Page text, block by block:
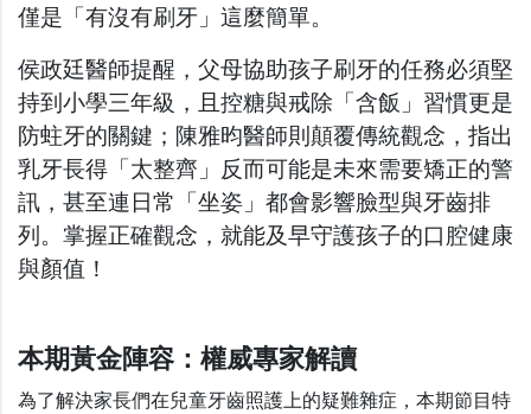
僅是「有沒有刷牙」這麼簡單。
侯政廷醫師提醒，父母協助孩子刷牙的任務必須堅
持到小學三年級，且控糖與戒除「含飯」習慣更是
防蛀牙的關鍵；陳雅昀醫師則顛覆傳統觀念，指出
乳牙長得「太整齊」反而可能是未來需要矯正的警
訊，甚至連日常「坐姿」都會影響臉型與牙齒排
列。掌握正確觀念，就能及早守護孩子的口腔健康
與顏值！
本期黃金陣容：權威專家解讀
為了解決家長們在兒童牙齒照護上的疑難雜症，本期節目特